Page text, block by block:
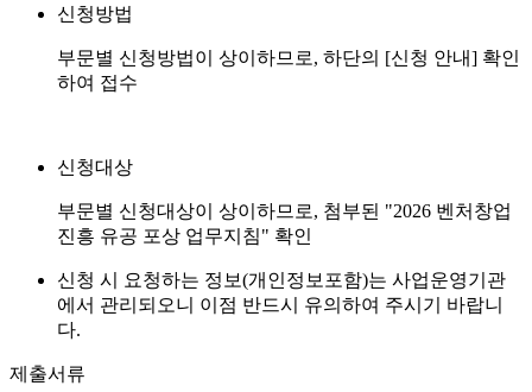
신청방법
부문별 신청방법이 상이하므로, 하단의 [신청 안내] 확인
하여 접수
신청대상
부문별 신청대상이 상이하므로, 첨부된 "2026 벤처창업
진흥 유공 포상 업무지침" 확인
신청 시 요청하는 정보(개인정보포함)는 사업운영기관
에서 관리되오니 이점 반드시 유의하여 주시기 바랍니
다.
제출서류